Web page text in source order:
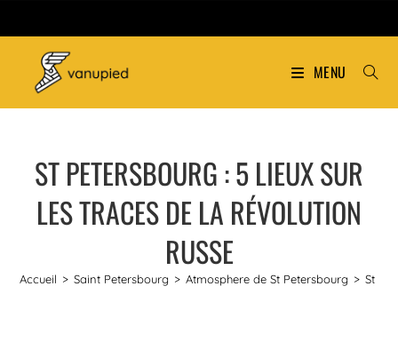
MENU
ST PETERSBOURG : 5 LIEUX SUR
LES TRACES DE LA RÉVOLUTION
RUSSE
Accueil > Saint Petersbourg > Atmosphere de St Petersbourg > St